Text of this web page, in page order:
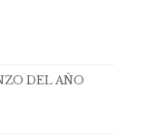
DEL AÑO